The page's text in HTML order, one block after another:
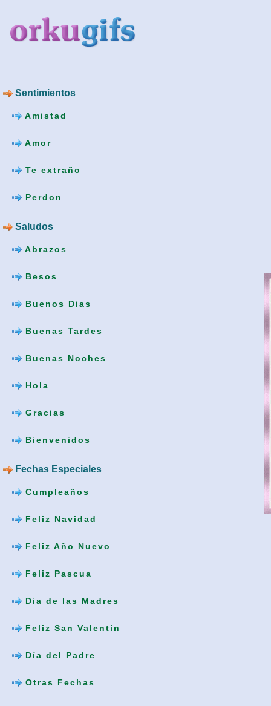
Sentimientos
Amistad
Amor
Te extraño
Perdon
Saludos
Abrazos
Besos
Buenos Dias
Buenas Tardes
Buenas Noches
Hola
Gracias
Bienvenidos
Fechas Especiales
Cumpleaños
Feliz Navidad
Feliz Año Nuevo
Feliz Pascua
Dia de las Madres
Feliz San Valentin
Día del Padre
Otras Fechas